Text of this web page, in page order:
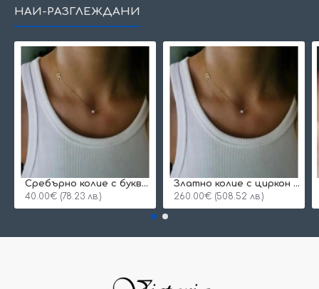
НАЙ-РАЗГЛЕЖДАНИ
Сребърнo колие с буква и едно камъче
40.00€ (78.23 лв.)
Златно колие с циркон и буква по избор
260.00€ (508.52 лв.)